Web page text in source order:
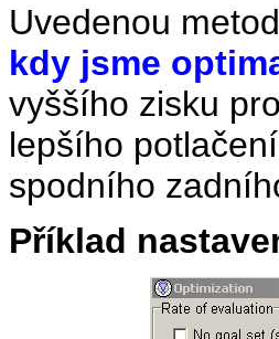
Uvedenou
kdy jsme
vyššího zisku
lepšího
spodního
Příklad